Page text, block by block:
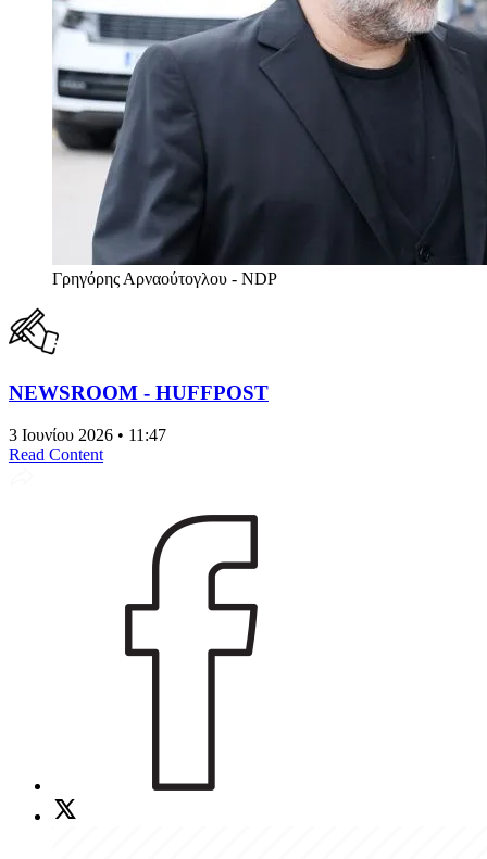
Γρηγόρης Αρναούτογλου - NDP
NEWSROOM - HUFFPOST
3 Ιουνίου 2026 • 11:47
Read Content